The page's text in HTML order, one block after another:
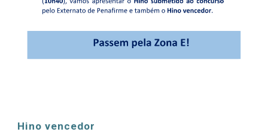
Hino vencedor